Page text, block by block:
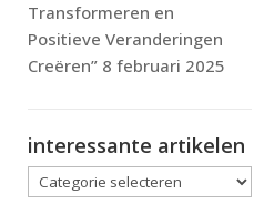
Transformeren en
Positieve Veranderingen
Creëren” 8 februari 2025
interessante artikelen
interessante